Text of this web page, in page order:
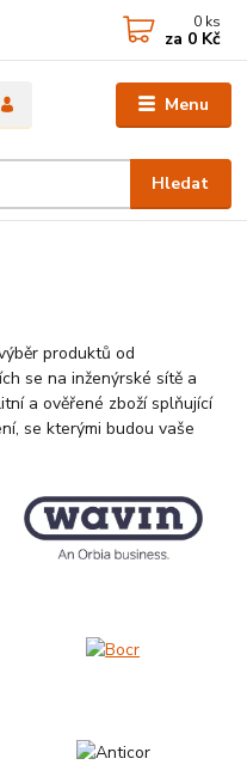
Menu
Hledat
0 ks
za 0 Kč
produktů od
se na inženýrské sítě a
a ověřené zboží splňující
se kterými budou vaše